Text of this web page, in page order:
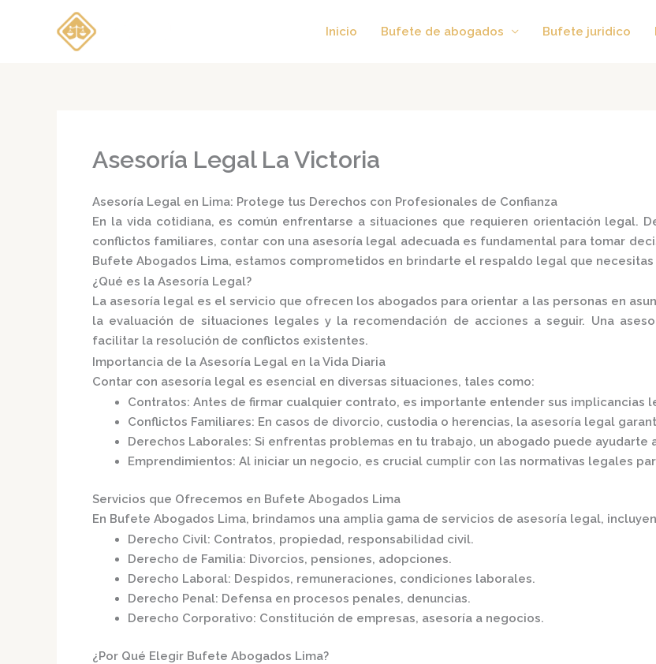
Inicio Bufete de abogados Bufete juridico
Asesoría Legal La Victoria
Asesoría Legal en Lima: Protege tus Derechos con Profesionales de Confianza
En la vida cotidiana, es común enfrentarse a situaciones que requieren orientación legal.
conflictos familiares, contar con una asesoría legal adecuada es fundamental para tomar
Bufete Abogados Lima, estamos comprometidos en brindarte el respaldo legal que necesitas
¿Qué es la Asesoría Legal?
La asesoría legal es el servicio que ofrecen los abogados para orientar a las personas en
la evaluación de situaciones legales y la recomendación de acciones a seguir. Una
facilitar la resolución de conflictos existentes.​
Importancia de la Asesoría Legal en la Vida Diaria
Contar con asesoría legal es esencial en diversas situaciones, tales como:​
Contratos: Antes de firmar cualquier contrato, es importante entender sus implicancias
Conflictos Familiares: En casos de divorcio, custodia o herencias, la asesoría legal
Derechos Laborales: Si enfrentas problemas en tu trabajo, un abogado puede ayudarte
Emprendimientos: Al iniciar un negocio, es crucial cumplir con las normativas legales
Servicios que Ofrecemos en Bufete Abogados Lima
En Bufete Abogados Lima, brindamos una amplia gama de servicios de asesoría legal,
Derecho Civil: Contratos, propiedad, responsabilidad civil.
Derecho de Familia: Divorcios, pensiones, adopciones.
Derecho Laboral: Despidos, remuneraciones, condiciones laborales.
Derecho Penal: Defensa en procesos penales, denuncias.
Derecho Corporativo: Constitución de empresas, asesoría a negocios.​
¿Por Qué Elegir Bufete Abogados Lima?